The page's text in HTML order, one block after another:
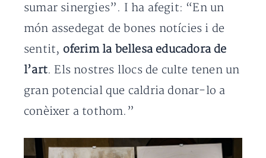
sumar sinergies”. I ha afegit: “En un
món assedegat de bones notícies i de
sentit, oferim la bellesa educadora de
l’art. Els nostres llocs de culte tenen un
gran potencial que caldria donar-lo a
conèixer a tothom.”